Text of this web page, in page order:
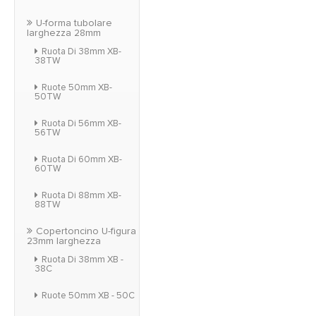
U-forma tubolare
larghezza 28mm
Ruota Di 38mm XB-
38TW
Ruote 50mm XB-
50TW
Ruota Di 56mm XB-
56TW
Ruota Di 60mm XB-
60TW
Ruota Di 88mm XB-
88TW
Copertoncino U-figura
23mm larghezza
Ruota Di 38mm XB -
38C
Ruote 50mm XB - 50C